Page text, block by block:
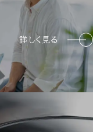
詳しく見る